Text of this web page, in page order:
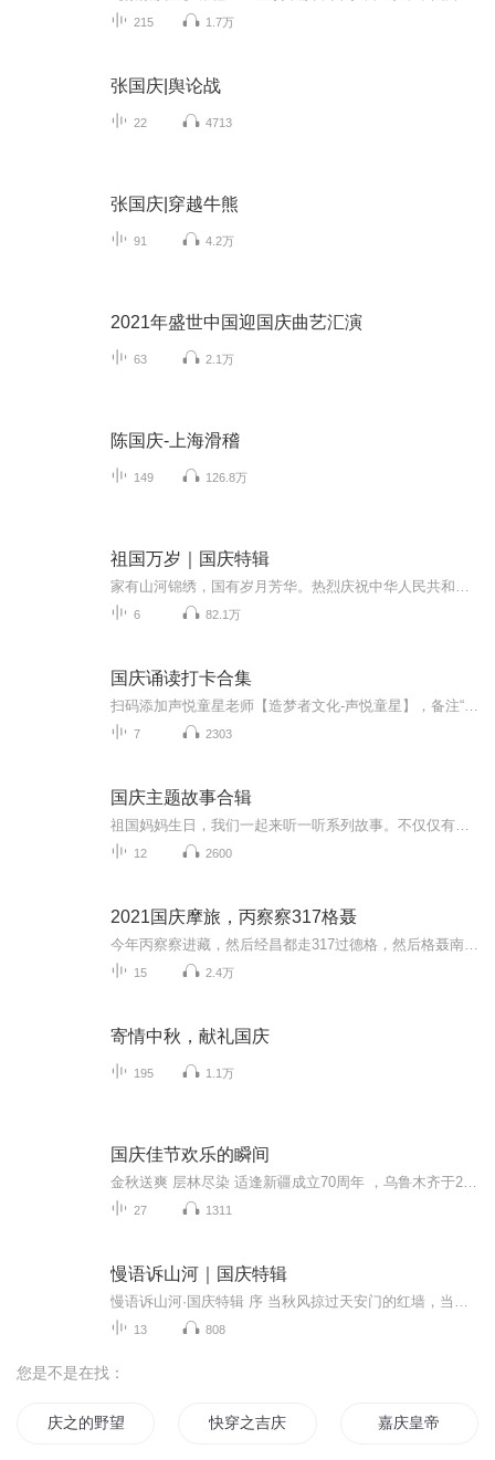
215 1.7万
张国庆|舆论战
22 4713
张国庆|穿越牛熊
91 4.2万
2021年盛世中国迎国庆曲艺汇演
63 2.1万
陈国庆-上海滑稽
149 126.8万
祖国万岁｜国庆特辑
6 82.1万
国庆诵读打卡合集
7 2303
国庆主题故事合辑
12 2600
2021国庆摩旅，丙察察317格聂
15 2.4万
寄情中秋，献礼国庆
195 1.1万
国庆佳节欢乐的瞬间
27 1311
慢语诉山河｜国庆特辑
13 808
您是不是在找：
庆之的野望 快穿之吉庆有余 嘉庆皇帝